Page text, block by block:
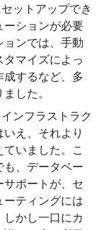
ットアップでき
ーションが必要
ョンでは、手動
マイズによっ
成するなど、多
した。
ンフラストラク
え、それより
いました。こ
、データベー
サポートが、セ
ーティングには
かし一口にカ